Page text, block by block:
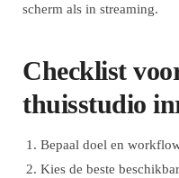
scherm als in streaming.
Checklist
thuisstudio
Bepaal doel en
Kies de beste